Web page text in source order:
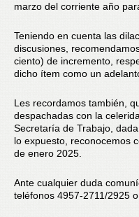
marzo del corriente año
Teniendo en cuenta las
discusiones,
ciento) de incremento,
dicho ítem como un
Les recordamos también,
despachadas con la
Secretaría de Trabajo,
lo expuesto, reconocemos
de enero 2025.
Ante cualquier duda
teléfonos 4957-2711/2925